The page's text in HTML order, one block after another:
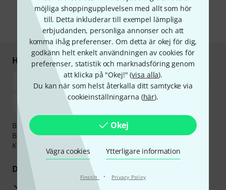
möjliga shoppingupplevelsen med allt som hör
till. Detta inkluderar till exempel lämpliga
erbjudanden, personliga annonser och att
komma ihåg preferenser. Om detta är okej för dig,
godkänn helt enkelt användningen av cookies för
preferenser, statistik och marknadsföring genom
att klicka på "Okej!" (visa alla).
Du kan när som helst återkalla ditt samtycke via
cookieinställningarna (här).
Okej
Vägra cookies Ytterligare information
Finstilt · Privacy Policy
postreklam. Avregistrering är möjlig när som helst. Du finner mer
information om nyhetsbrevet i vårsekretesspolicy.
* Nödvändig
Handla och betala säkert
Betalningen kan göras tryggt och säkert med
Banköverföring, PayPal,Klarna Direktbetalningeller
Kreditkort.
Dina fördelar
3-år Thomann-garanti